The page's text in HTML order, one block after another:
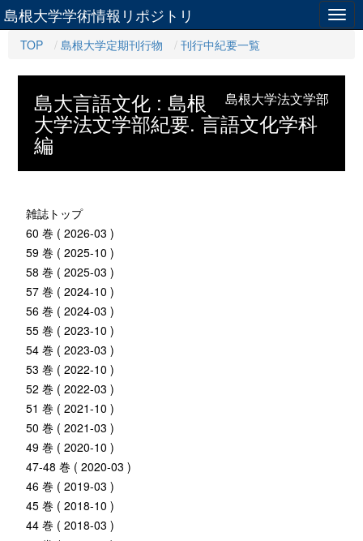
島根大学学術情報リポジトリ
TOP 島根大学定期刊行物 刊行中紀要一覧
島根大学法文学部
島大言語文化 : 島根
大学法文学部紀要. 言語文化学科
編
雑誌トップ
60 巻 ( 2026-03 )
59 巻 ( 2025-10 )
58 巻 ( 2025-03 )
57 巻 ( 2024-10 )
56 巻 ( 2024-03 )
55 巻 ( 2023-10 )
54 巻 ( 2023-03 )
53 巻 ( 2022-10 )
52 巻 ( 2022-03 )
51 巻 ( 2021-10 )
50 巻 ( 2021-03 )
49 巻 ( 2020-10 )
47-48 巻 ( 2020-03 )
46 巻 ( 2019-03 )
45 巻 ( 2018-10 )
44 巻 ( 2018-03 )